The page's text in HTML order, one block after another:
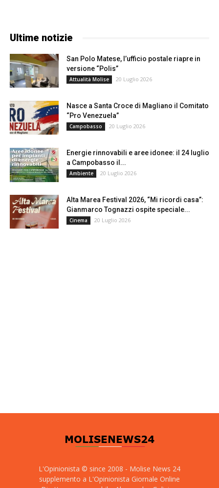
Ultime notizie
San Polo Matese, l’ufficio postale riapre in
versione “Polis”
Attualità Molise 20 Luglio 2026
Nasce a Santa Croce di Magliano il Comitato
“Pro Venezuela”
Campobasso 20 Luglio 2026
Energie rinnovabili e aree idonee: il 24 luglio
a Campobasso il...
Ambiente 20 Luglio 2026
Alta Marea Festival 2026, “Mi ricordi casa”:
Gianmarco Tognazzi ospite speciale...
Cinema 20 Luglio 2026
L'Opinionista © since 2008 - Molise News 24
supplemento a L'Opinionista Giornale Online